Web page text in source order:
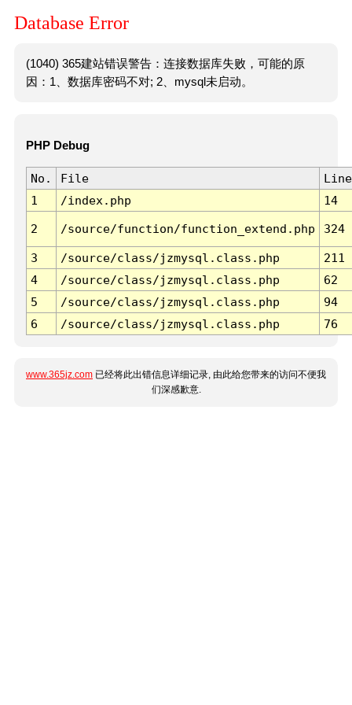
Database Error
(1040) 365建站错误警告：连接数据库失败，可能的原
因：1、数据库密码不对; 2、mysql未启动。
PHP Debug
No. File
Line
1
/index.php 14
2 /source/function/function_extend.php 324
3 /source/class/jzmysql.class.php
211
4
/source/class/jzmysql.class.php
62
5
/source/class/jzmysql.class.php
94
6
/source/class/jzmysql.class.php 76
www.365jz.com 已经将此出错信息详细记录, 由此给您带来的访问不便我
们深感歉意.